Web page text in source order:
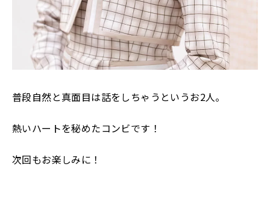
普段自然と真面目は話をしちゃうというお2人。
熱いハートを秘めたコンビです！
次回もお楽しみに！